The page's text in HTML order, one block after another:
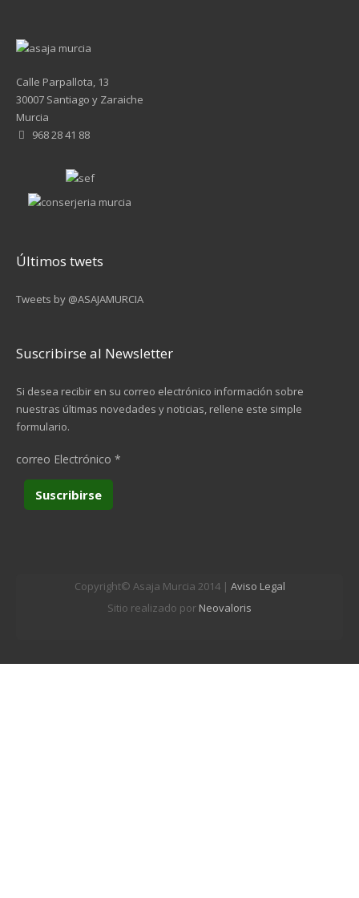
Calle Parpallota, 13
30007 Santiago y Zaraiche
Murcia
968 28 41 88
Últimos twets
Tweets by @ASAJAMURCIA
Suscribirse al Newsletter
Si desea recibir en su correo electrónico información sobre
nuestras últimas novedades y noticias, rellene este simple
formulario.
correo Electrónico *
Copyright© Asaja Murcia 2014 | Aviso Legal
Sitio realizado por Neovaloris